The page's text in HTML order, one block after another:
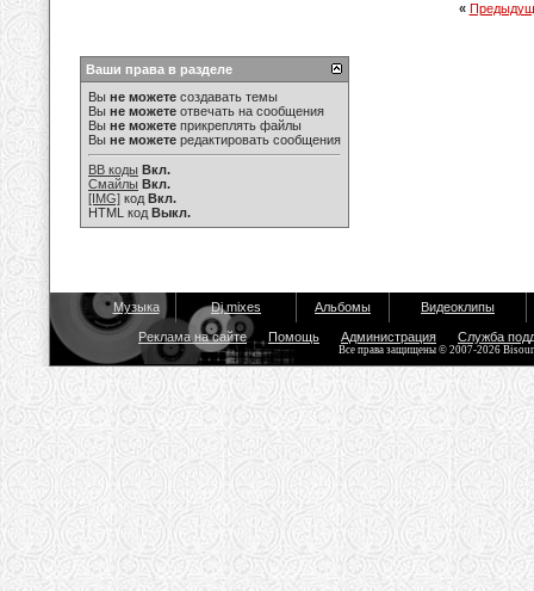
«
Ваши права в разделе
Вы не можете создавать темы
Вы не можете отвечать на сообщения
Вы не можете прикреплять файлы
Вы не можете редактировать сообщения
BB коды Вкл.
Смайлы Вкл.
[IMG] код Вкл.
HTML код Выкл.
Музыка Dj mixes Альбомы Видеоклипы
Реклама на сайте Помощь Администрация Служба
Все права защищены © 2007-2026